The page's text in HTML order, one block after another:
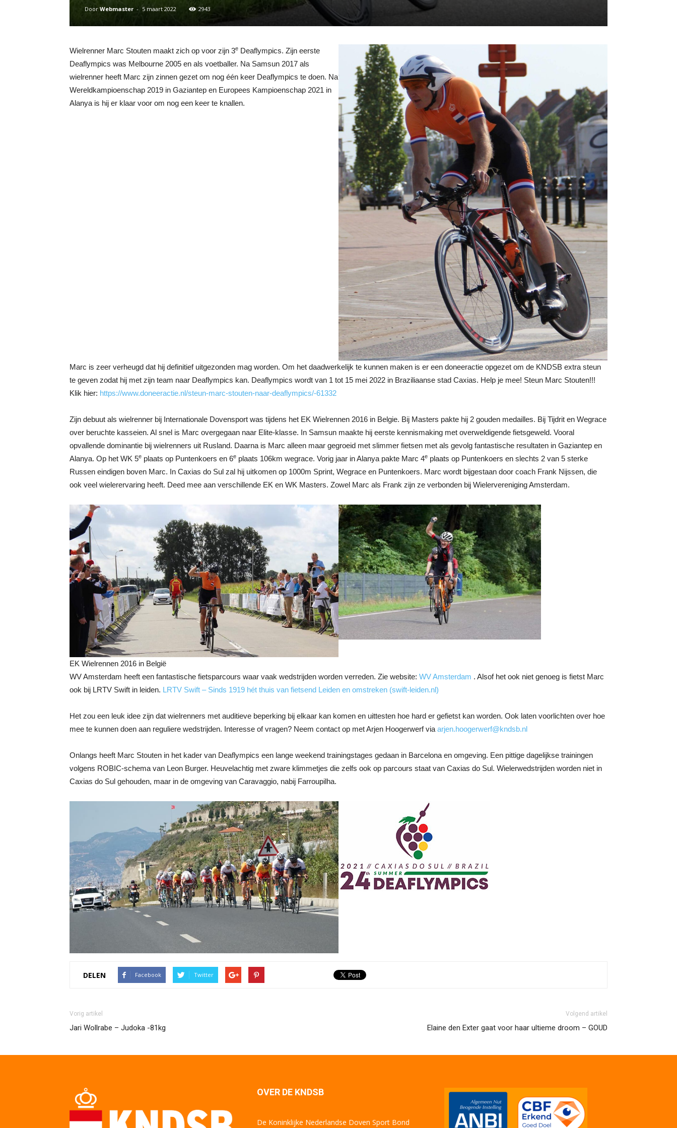
Door Webmaster - 5 maart 2022 2943
Wielrenner Marc Stouten maakt zich op voor zijn 3e Deaflympics. Zijn eerste
Deaflympics was Melbourne 2005 en als voetballer. Na Samsun 2017 als
wielrenner heeft Marc zijn zinnen gezet om nog één keer Deaflympics te doen. Na
Wereldkampioenschap 2019 in Gaziantep en Europees Kampioenschap 2021 in
Alanya is hij er klaar voor om nog een keer te knallen.
Marc is zeer verheugd dat hij definitief uitgezonden mag worden. Om het daadwerkelijk te kunnen maken is er een doneeractie opgezet om de KNDSB extra steun
te geven zodat hij met zijn team naar Deaflympics kan. Deaflympics wordt van 1 tot 15 mei 2022 in Braziliaanse stad Caxias. Help je mee! Steun Marc Stouten!!!
Klik hier: https://www.doneeractie.nl/steun-marc-stouten-naar-deaflympics/-61332
Zijn debuut als wielrenner bij Internationale Dovensport was tijdens het EK Wielrennen 2016 in Belgie. Bij Masters pakte hij 2 gouden medailles. Bij Tijdrit en Wegrace
over beruchte kasseien. Al snel is Marc overgegaan naar Elite-klasse. In Samsun maakte hij eerste kennismaking met overweldigende fietsgeweld. Vooral
opvallende dominantie bij wielrenners uit Rusland. Daarna is Marc alleen maar gegroeid met slimmer fietsen met als gevolg fantastische resultaten in Gaziantep en
Alanya. Op het WK 5e plaats op Puntenkoers en 6e plaats 106km wegrace. Vorig jaar in Alanya pakte Marc 4e plaats op Puntenkoers en slechts 2 van 5 sterke
Russen eindigen boven Marc. In Caxias do Sul zal hij uitkomen op 1000m Sprint, Wegrace en Puntenkoers. Marc wordt bijgestaan door coach Frank Nijssen, die
ook veel wielerervaring heeft. Deed mee aan verschillende EK en WK Masters. Zowel Marc als Frank zijn ze verbonden bij Wielervereniging Amsterdam.
EK Wielrennen 2016 in België
WV Amsterdam heeft een fantastische fietsparcours waar vaak wedstrijden worden verreden. Zie website: WV Amsterdam . Alsof het ook niet genoeg is fietst Marc
ook bij LRTV Swift in leiden. LRTV Swift – Sinds 1919 hét thuis van fietsend Leiden en omstreken (swift-leiden.nl)
Het zou een leuk idee zijn dat wielrenners met auditieve beperking bij elkaar kan komen en uittesten hoe hard er gefietst kan worden. Ook laten voorlichten over hoe
mee te kunnen doen aan reguliere wedstrijden. Interesse of vragen? Neem contact op met Arjen Hoogerwerf via arjen.hoogerwerf@kndsb.nl
Onlangs heeft Marc Stouten in het kader van Deaflympics een lange weekend trainingstages gedaan in Barcelona en omgeving. Een pittige dagelijkse trainingen
volgens ROBIC-schema van Leon Burger. Heuvelachtig met zware klimmetjes die zelfs ook op parcours staat van Caxias do Sul. Wielerwedstrijden worden niet in
Caxias do Sul gehouden, maar in de omgeving van Caravaggio, nabij Farroupilha.
DELEN Facebook Twitter
Vorig artikel
Jari Wollrabe – Judoka -81kg
Volgend artikel
Elaine den Exter gaat voor haar ultieme droom – GOUD
OVER DE KNDSB
De Koninklijke Nederlandse Doven Sport Bond